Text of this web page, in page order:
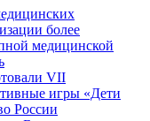
более
медицинской
VII
игры «Дети
России